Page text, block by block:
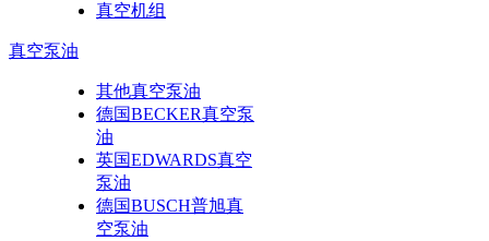
真空机组
真空泵油
其他真空泵油
德国BECKER真空泵
油
英国EDWARDS真空
泵油
德国BUSCH普旭真
空泵油